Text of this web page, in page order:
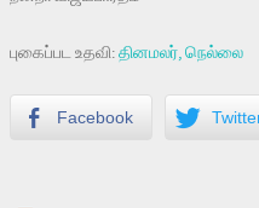
புகைப்பட உதவி:தினமலர், நெல்லை
Facebook